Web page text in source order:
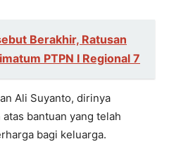
Berakhir, Ratusan
PTPN I Regional 7
Ali Suyanto, dirinya
bantuan yang telah
bagi keluarga.